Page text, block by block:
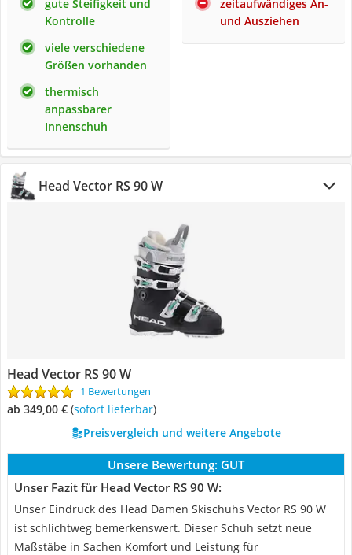
gute Steifigkeit und
Kontrolle
viele verschiedene
Größen vorhanden
thermisch
anpassbarer
Innenschuh
zeitaufwändiges An-
und Ausziehen
Head Vector RS 90 W
Head Vector RS 90 W
1 Bewertungen
ab 349,00 € ( Sofort lieferbar)
Preisvergleich und weitere Angebote
Unsere Bewertung: GUT
Unser Fazit für Head Vector RS 90 W:
Unser Eindruck des Head Damen Skischuhs Vector RS 90 W
ist schlichtweg bemerkenswert. Dieser Schuh setzt neue
Maßstäbe in Sachen Komfort und Leistung für